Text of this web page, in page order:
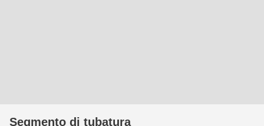
Segmento di tubatura